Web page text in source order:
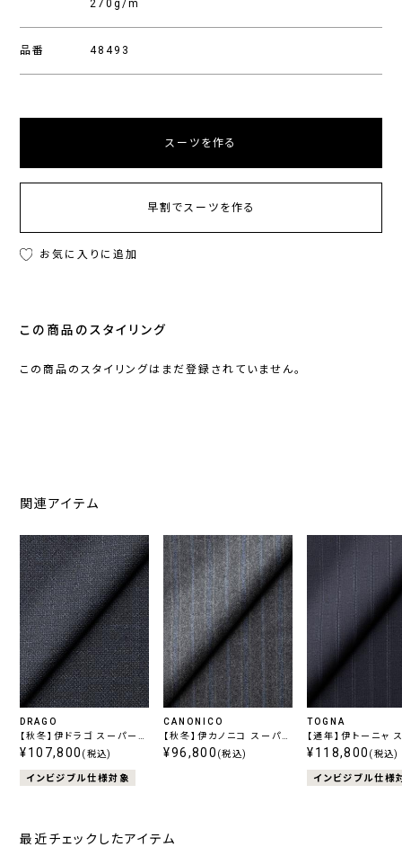
270g/m
品番 48493
スーツを作る
早割でスーツを作る
お気に入りに追加
この商品のスタイリング
この商品のスタイリングはまだ登録されていません。
関連アイテム
DRAGO
【秋冬】伊ドラゴ スーパー
130's スイング ネイビー
¥107,800 (税込)
インビジブル仕様対象
CANONICO
【秋冬】伊カノニコ スーパー
120’フランネル ストライプ
¥96,800 (税込)
TOGNA
【通年】伊トーニャ
120's エストラート
¥118,800 (税込)
インビジブル仕様
最近チェックしたアイテム